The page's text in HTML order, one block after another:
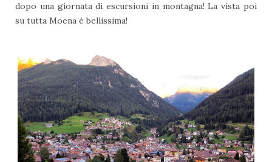
dopo una giornata di escursioni in montagna! La vista poi
su tutta Moena è bellissima!